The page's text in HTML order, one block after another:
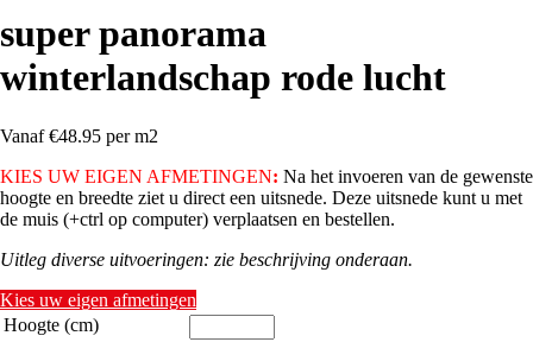
super panorama
winterlandschap rode lucht
Vanaf €48.95 per m2
KIES UW EIGEN AFMETINGEN: Na het invoeren van de gewenste
hoogte en breedte ziet u direct een uitsnede. Deze uitsnede kunt u met
de muis (+ctrl op computer) verplaatsen en bestellen.
Uitleg diverse uitvoeringen: zie beschrijving onderaan.
Kies uw eigen afmetingen
Hoogte (cm)